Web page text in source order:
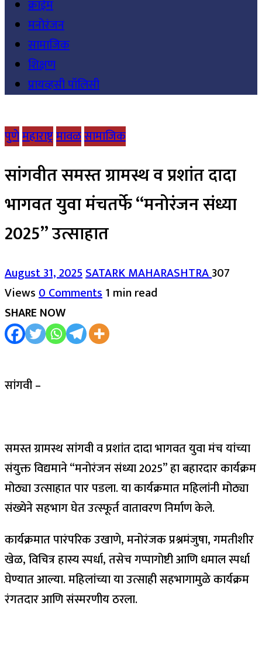
क्राईम
मनोरंजन
सामाजिक
शिक्षण
प्रायव्हसी पॉलिसी
पुणेमहाराष्ट्रमावळसामाजिक
सांगवीत समस्त ग्रामस्थ व प्रशांत दादा
भागवत युवा मंचतर्फे “मनोरंजन संध्या
2025” उत्साहात
August 31, 2025SATARK MAHARASHTRA307
Views0 Comments1 min read
SHARE NOW
सांगवी –
समस्त ग्रामस्थ सांगवी व प्रशांत दादा भागवत युवा मंच यांच्या
संयुक्त विद्यमाने “मनोरंजन संध्या 2025” हा बहारदार कार्यक्रम
मोठ्या उत्साहात पार पडला. या कार्यक्रमात महिलांनी मोठ्या
संख्येने सहभाग घेत उत्स्फूर्त वातावरण निर्माण केले.
कार्यक्रमात पारंपरिक उखाणे, मनोरंजक प्रश्नमंजुषा, गमतीशीर
खेळ, विचित्र हास्य स्पर्धा, तसेच गप्पागोष्टी आणि धमाल स्पर्धा
घेण्यात आल्या. महिलांच्या या उत्साही सहभागामुळे कार्यक्रम
रंगतदार आणि संस्मरणीय ठरला.